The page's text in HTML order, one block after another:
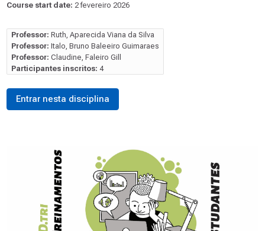
Course start date: 2 fevereiro 2026
Professor: Ruth, Aparecida Viana da Silva
Professor: Italo, Bruno Baleeiro Guimaraes
Professor: Claudine, Faleiro Gill
Participantes inscritos: 4
Entrar nesta disciplina